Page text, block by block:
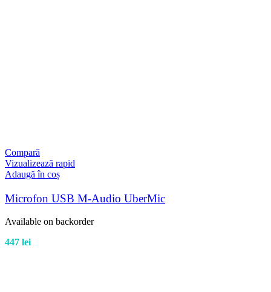
Compară
Vizualizează rapid
Adaugă în coș
Microfon USB M-Audio UberMic
Available on backorder
447 lei